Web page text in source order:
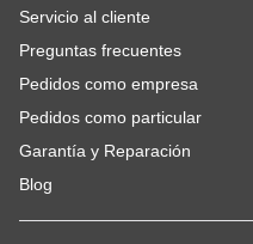
Servicio al cliente
Preguntas frecuentes
Pedidos como empresa
Pedidos como particular
Garantía y Reparación
Blog